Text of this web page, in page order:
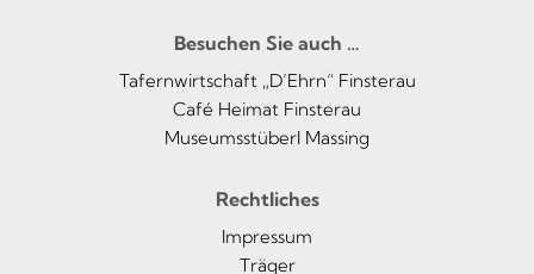
Besuchen Sie auch …
Tafernwirtschaft „D’Ehrn“ Finsterau
Café Heimat Finsterau
Museumsstüberl Massing
Rechtliches
Impressum
Träger